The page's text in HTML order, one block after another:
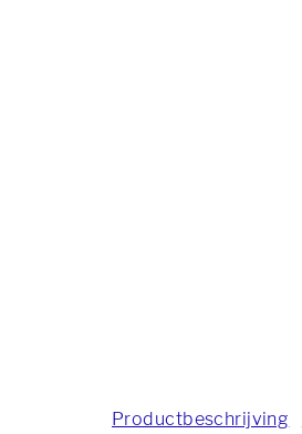
Productbeschrijving